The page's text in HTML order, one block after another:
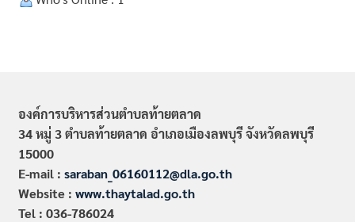
องค์การบริหารส่วนตำบลท้ายตลาด
34 หมู่ 3 ตำบลท้ายตลาด อำเภอเมืองลพบุรี จังหวัดลพบุรี
15000
E-mail : saraban_06160112@dla.go.th
Website : www.thaytalad.go.th
Tel : 036-786024